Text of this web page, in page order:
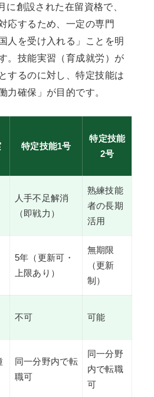
創設された在留資格で、
応するため、一定の専門
人を受け入れる」ことを明
。技能実習（育成就労）が
するのに対し、特定技能は
力確保」が目的です。
特定技能1号
特定技能
2号
人手不足解消
（即戦力）
熟練技能
者の長期
活用
5年（更新可・
上限あり）
無期限
（更新
制）
不可 可能
同一分野内で転
職可
同一分野
内で転職
可